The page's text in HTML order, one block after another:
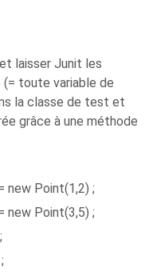
laisser Junit les
toute variable de
la classe de test et
grâce à une méthode
new Point(1,2) ;
new Point(3,5) ;